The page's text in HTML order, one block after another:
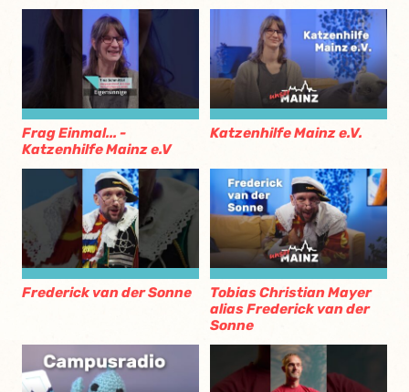
Frag Einmal... -
Katzenhilfe Mainz e.V
Katzenhilfe Mainz e.V.
Frederick van der Sonne
Tobias Christian Mayer
alias Frederick van der
Sonne